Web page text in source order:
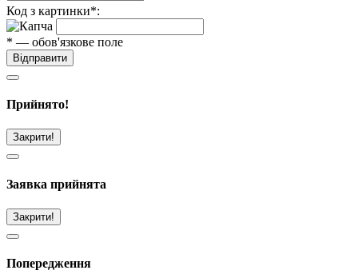
Код з картинки*:
* — обов'язкове поле
Відправити
Прийнято!
Закрити!
Заявка прийнята
Закрити!
Попередження